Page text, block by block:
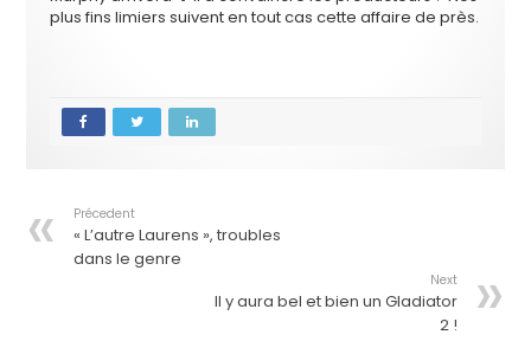
plus fins limiers suivent en tout cas cette affaire de près.
Précedent
« L’autre Laurens », troubles
dans le genre
Next
Il y aura bel et bien un Gladiator
2 !